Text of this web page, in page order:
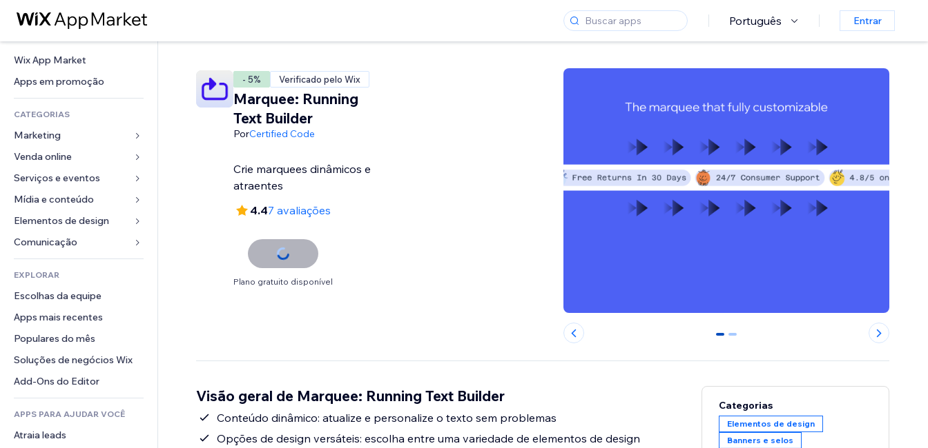
Português Entrar
Wix App Market
Apps em promoção
CATEGORIAS
Marketing
Anúncios
Mobile
Análises
Listas do site
Email
Venda online
Apps para lojas
Frete e entrega
Botões de venda
Contabilidade
Cupons e fidelidade
Soluções de armazenamento
Serviços e eventos
Hotéis
Eventos
Restaurantes
Imobiliária
Meus agendamentos
Mídia e conteúdo
Galeria
Músicas
Podcasts
Fotografia
Vídeo
PDF
Compartilhamento de arquivos
Notícias
Elementos de design
Mapas e navegação
Privacidade e segurança
Relógio
Templates de página
Efeitos de imagem
Botões e menus
Banners e selos
Calculadoras
Busca
Previsão do tempo
Tabelas e gráficos
Formulários
Enquetes
Chat
Comentários
Telefone
Comunidade
Avaliações e depoimentos
CRM
EXPLORAR
Escolhas da equipe
Apps mais recentes
Populares do mês
Soluções de negócios Wix
Add-Ons do Editor
APPS PARA AJUDAR VOCÊ
Atraia leads
- 5% Verificado pelo Wix
Marquee: Running
Text Builder
PorCertified Code
Crie marquees dinâmicos e
atraentes
4.47 avaliações
Plano gratuito disponível
0 1
Visão geral de Marquee: Running Text Builder
Conteúdo dinâmico: atualize e personalize o texto sem problemas
Opções de design versáteis: escolha entre uma variedade de elementos de design
Categorias
Elementos de design
Banners e selos